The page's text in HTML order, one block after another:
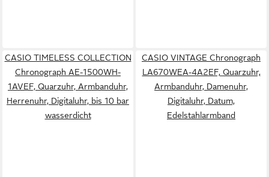
CASIO TIMELESS COLLECTION
Chronograph AE-1500WH-
1AVEF, Quarzuhr, Armbanduhr,
Herrenuhr, Digitaluhr, bis 10 bar
wasserdicht
CASIO VINTAGE Chronograph
LA670WEA-4A2EF, Quarzuhr,
Armbanduhr, Damenuhr,
Digitaluhr, Datum,
Edelstahlarmband